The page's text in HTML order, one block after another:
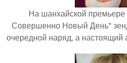
На шанхайской
Совершенно Новый День"
очередной наряд, а